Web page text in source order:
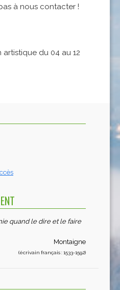
à nous contacter !
artistique du 04 au 12
quand le dire et le faire
Montaigne
(écrivain français : 1533-1592)